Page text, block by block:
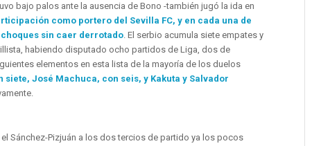
bajo palos ante la ausencia de Bono -también jugó la ida en
como portero del Sevilla FC, y en cada una de
sin caer derrotado. El serbio acumula siete empates y
habiendo disputado ocho partidos de Liga, dos de
elementos en esta lista de la mayoría de los duelos
siete, José Machuca, con seis, y Kakuta y Salvador
Sánchez-Pizjuán a los dos tercios de partido ya los pocos